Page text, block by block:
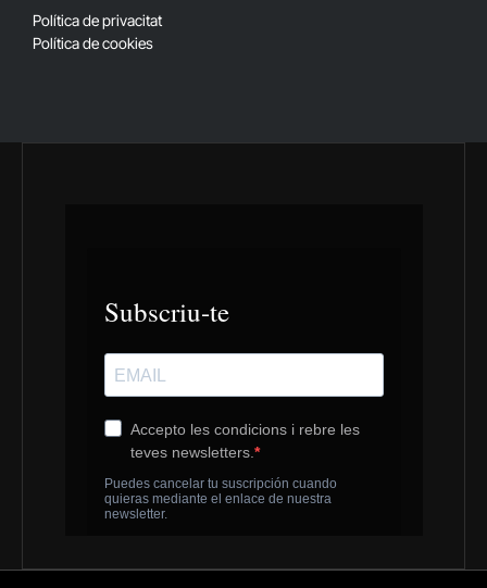
Política de privacitat
Política de cookies